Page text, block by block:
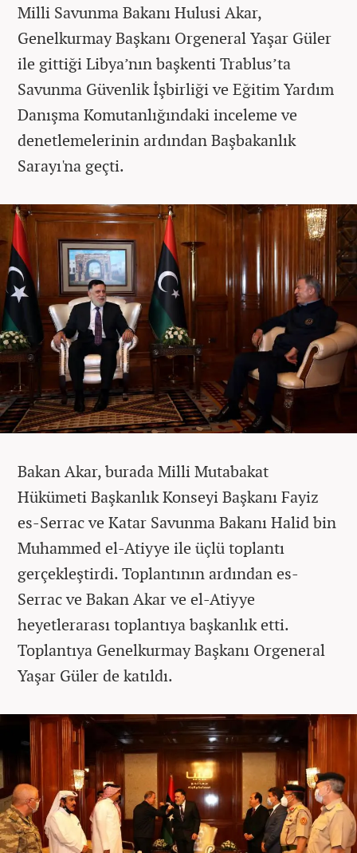
Milli Savunma Bakanı Hulusi Akar,
Genelkurmay Başkanı Orgeneral Yaşar Güler
ile gittiği Libya’nın başkenti Trablus’ta
Savunma Güvenlik İşbirliği ve Eğitim Yardım
Danışma Komutanlığındaki inceleme ve
denetlemelerinin ardından Başbakanlık
Sarayı'na geçti.
Bakan Akar, burada Milli Mutabakat
Hükümeti Başkanlık Konseyi Başkanı Fayiz
es-Serrac ve Katar Savunma Bakanı Halid bin
Muhammed el-Atiyye ile üçlü toplantı
gerçekleştirdi. Toplantının ardından es-
Serrac ve Bakan Akar ve el-Atiyye
heyetlerarası toplantıya başkanlık etti.
Toplantıya Genelkurmay Başkanı Orgeneral
Yaşar Güler de katıldı.